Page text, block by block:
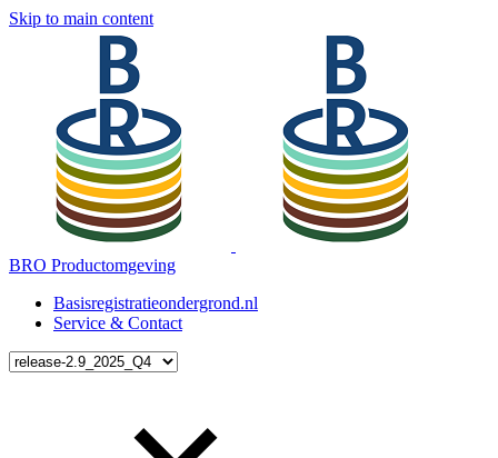
Skip to main content
BRO Productomgeving
Basisregistratieondergrond.nl
Service & Contact